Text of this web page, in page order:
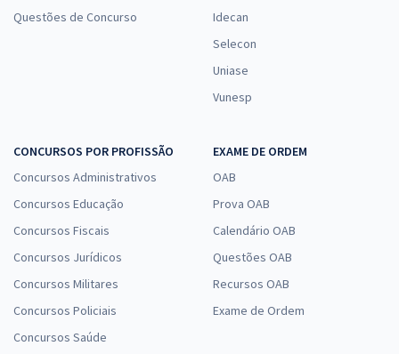
Questões de Concurso
Idecan
Selecon
Uniase
Vunesp
CONCURSOS POR PROFISSÃO
Concursos Administrativos
Concursos Educação
Concursos Fiscais
Concursos Jurídicos
Concursos Militares
Concursos Policiais
Concursos Saúde
EXAME DE ORDEM
OAB
Prova OAB
Calendário OAB
Questões OAB
Recursos OAB
Exame de Ordem